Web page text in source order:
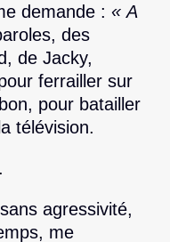
demande : « A
des
de Jacky,
ferrailler sur
pour batailler
télévision.
agressivité,
me